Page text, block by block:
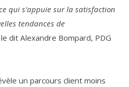
qui s’appuie sur la satisfaction
tendances de
dit Alexandre Bompard, PDG
un parcours client moins